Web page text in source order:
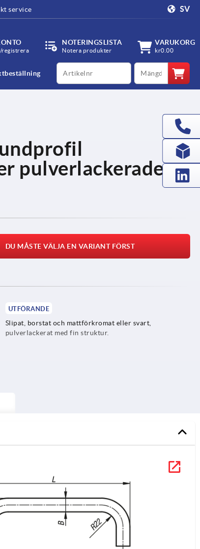
service SV
registrera
NOTERINGSLISTA
Notera produkter
VARUKORG
kr0.00
productCode qty
pulverlackerade,
DU MÅSTE VÄLJA EN VARIANT FÖRST
UTFÖRANDE
Slipat, borstat och mattförkromat eller svart,
pulverlackerat med fin struktur.